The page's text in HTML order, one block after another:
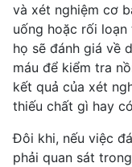
và xét nghiệm cơ
uống hoặc rối loạn
họ sẽ đánh giá về
máu để kiểm tra
kết quả của xét
thiếu chất gì hay
Đôi khi, nếu việc
phải quan sát